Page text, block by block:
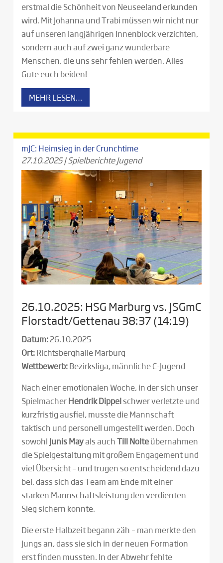
erstmal die Schönheit von Neuseeland erkunden
wird. Mit Johanna und Trabi müssen wir nicht nur
auf unseren langjährigen Innenblock verzichten,
sondern auch auf zwei ganz wunderbare
Menschen, die uns sehr fehlen werden. Alles
Gute euch beiden!
MEHR LESEN…
mJC: Heimsieg in der Crunchtime
27.10.2025|Spielberichte Jugend
26.10.2025: HSG Marburg vs. JSGmC
Florstadt/Gettenau 38:37 (14:19)
Datum:26.10.2025
Ort:Richtsberghalle Marburg
Wettbewerb:Bezirksliga, männliche C-Jugend
Nach einer emotionalen Woche, in der sich unser
SpielmacherHendrik Dippelschwer verletzte und
kurzfristig ausfiel, musste die Mannschaft
taktisch und personell umgestellt werden. Doch
sowohl Junis Mayals auchTill Nolteübernahmen
die Spielgestaltung mit großem Engagement und
viel Übersicht – und trugen so entscheidend dazu
bei, dass sich das Team am Ende mit einer
starken Mannschaftsleistung den verdienten
Sieg sichern konnte.
Die erste Halbzeit begann zäh – man merkte den
Jungs an, dass sie sich in der neuen Formation
erst finden mussten. In der Abwehr fehlte